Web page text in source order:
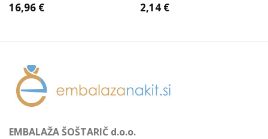
16,96 € 2,14 €
EMBALAŽA ŠOŠTARIČ d.o.o.